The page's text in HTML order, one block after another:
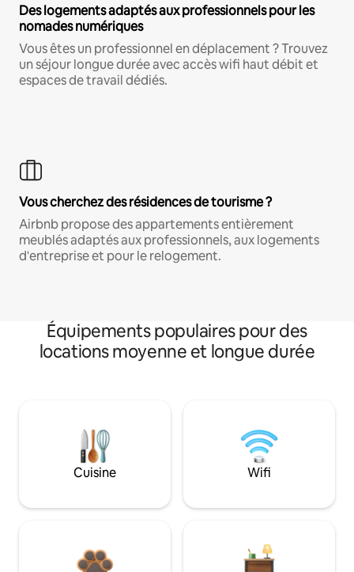
Des logements adaptés aux professionnels pour les
nomades numériques
Vous êtes un professionnel en déplacement ? Trouvez
un séjour longue durée avec accès wifi haut débit et
espaces de travail dédiés.
Vous cherchez des résidences de tourisme ?
Airbnb propose des appartements entièrement
meublés adaptés aux professionnels, aux logements
d'entreprise et pour le relogement.
Équipements populaires pour des
locations moyenne et longue durée
Cuisine Wifi